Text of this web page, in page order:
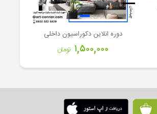
دوره انلاین دکوراسیون داخلی
۱,۵۰۰,۰۰۰تومان